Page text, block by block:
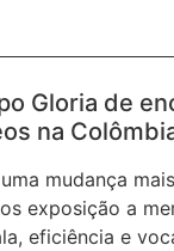
Gloria de
na
mudança
exposição a
eficiência e